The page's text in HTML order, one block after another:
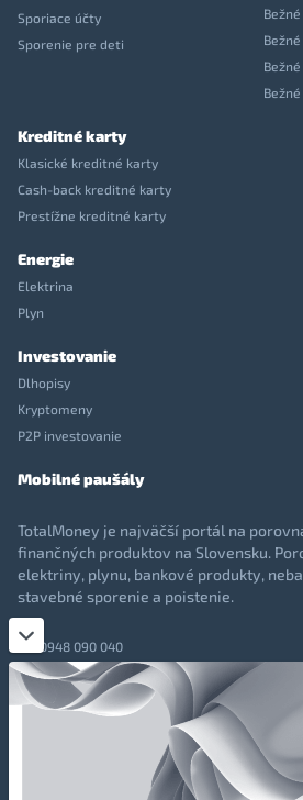
Sporiace účty
Sporenie pre deti
Kreditné karty
Klasické kreditné karty
Cash-back kreditné karty
Prestížne kreditné karty
Energie
Elektrina
Plyn
Investovanie
Dlhopisy
Kryptomeny
P2P investovanie
Mobilné paušály
TotalMoney je najväčší portál na
finančných produktov na Slovensku.
elektriny, plynu, bankové produkty,
stavebné sporenie a poistenie.
0948 090 040
+421 948 090 051
info@totalmoney.sk
Levočská 866, Poprad, 058 01